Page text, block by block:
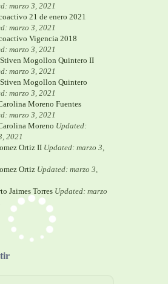
marzo 3, 2021
21 de enero 2021
marzo 3, 2021
Vigencia 2018
marzo 3, 2021
Mogollon Quintero II
marzo 3, 2021
Mogollon Quintero
marzo 3, 2021
Moreno Fuentes
marzo 3, 2021
Moreno Updated:
2021
Ortiz II Updated: marzo 3,
Ortiz Updated: marzo 3,
Jaimes Torres Updated: marzo